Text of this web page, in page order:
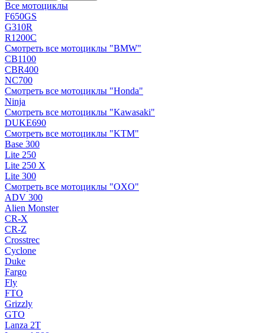
Все мотоциклы
F650GS
G310R
R1200C
Смотреть все мотоциклы "BMW"
CB1100
CBR400
NC700
Смотреть все мотоциклы "Honda"
Ninja
Смотреть все мотоциклы "Kawasaki"
DUKE690
Смотреть все мотоциклы "KTM"
Base 300
Lite 250
Lite 250 X
Lite 300
Смотреть все мотоциклы "OXO"
ADV 300
Alien Monster
CR-X
CR-Z
Crosstrec
Cyclone
Duke
Fargo
Fly
FTO
Grizzly
GTO
Lanza 2T